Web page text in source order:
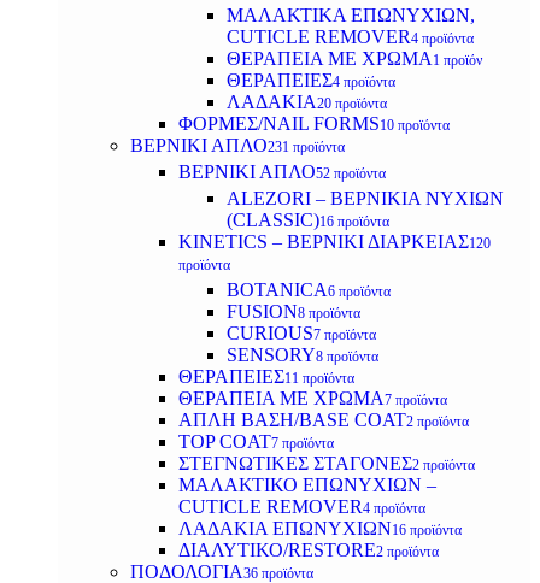
ΜΑΛΑΚΤΙΚΑ ΕΠΩΝΥΧΙΩΝ,
CUTICLE REMOVER4 προϊόντα
ΘΕΡΑΠΕΙΑ ΜΕ ΧΡΩΜΑ 1 προϊόν
ΘΕΡΑΠΕΙΕΣ4 προϊόντα
ΛΑΔΑΚΙΑ20 προϊόντα
ΦΟΡΜΕΣ/NAIL FORMS10 προϊόντα
ΒΕΡΝΙΚΙ ΑΠΛΟ231 προϊόντα
ΒΕΡΝΙΚΙ ΑΠΛΟ52 προϊόντα
ALEZORI – ΒΕΡΝΙΚΙΑ ΝΥΧΙΩΝ
(CLASSIC)16 προϊόντα
KINETICS – ΒΕΡΝΙΚΙ ΔΙΑΡΚΕΙΑΣ120
προϊόντα
BOTANICA6 προϊόντα
FUSION8 προϊόντα
CURIOUS7 προϊόντα
SENSORY8 προϊόντα
ΘΕΡΑΠΕΙΕΣ11 προϊόντα
ΘΕΡΑΠΕΙΑ ΜΕ ΧΡΩΜΑ7 προϊόντα
ΑΠΛΗ ΒΑΣΗ/BASE COAT2 προϊόντα
TOP COAT7 προϊόντα
ΣΤΕΓΝΩΤΙΚΕΣ ΣΤΑΓΟΝΕΣ2 προϊόντα
ΜΑΛΑΚΤΙΚΟ ΕΠΩΝΥΧΙΩΝ –
CUTICLE REMOVER4 προϊόντα
ΛΑΔΑΚΙΑ ΕΠΩΝΥΧΙΩΝ16 προϊόντα
ΔΙΑΛΥΤΙΚΟ/RESTORE2 προϊόντα
ΠΟΔΟΛΟΓΙΑ36 προϊόντα